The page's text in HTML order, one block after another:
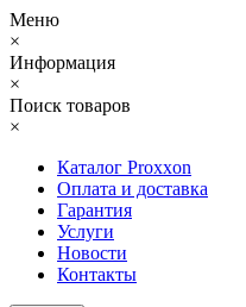
Меню
×
Информация
×
Поиск товаров
×
Каталог Proxxon
Оплата и доставка
Гарантия
Услуги
Новости
Контакты